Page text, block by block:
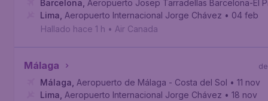
Barcelona Aeropuerto Josep Tarradellas Barcelona-El
Lima Aeropuerto Internacional Jorge Chávez • 04 feb
Hallado hace 1 h • Air Canada
Málaga
Málaga Aeropuerto de Málaga - Costa del Sol • 11 nov
Lima Aeropuerto Internacional Jorge Chávez • 18 nov